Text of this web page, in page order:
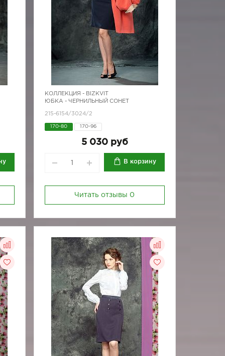
КОЛЛЕКЦИЯ - BIZKVIT
ЮБКА - ЧЕРНИЛЬНЫЙ СОНЕТ
215-6154/3024/2
170-80 170-96
5 030 руб
В корзину
Читать отзывы 0